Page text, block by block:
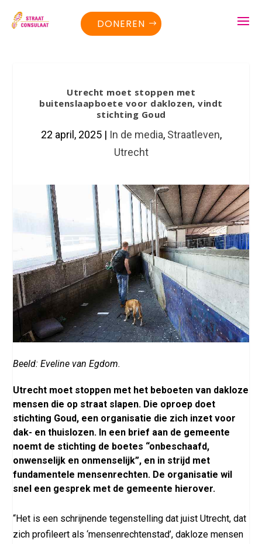
DONEREN
Utrecht moet stoppen met
buitenslaapboete voor daklozen, vindt
stichting Goud
22 april, 2025| In de media, Straatleven,
Utrecht
Beeld: Eveline van Egdom.
Utrecht moet stoppen met het beboeten van dakloze
mensen die op straat slapen. Die oproep doet
stichting Goud, een organisatie die zich inzet voor
dak- en thuislozen. In een brief aan de gemeente
noemt de stichting de boetes “onbeschaafd,
onwenselijk en onmenselijk”, en in strijd met
fundamentele mensenrechten. De organisatie wil
snel een gesprek met de gemeente hierover.
“Het is een schrijnende tegenstelling dat juist Utrecht, dat
zich profileert als ‘mensenrechtenstad’, dakloze mensen